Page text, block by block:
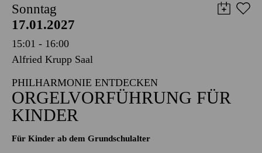
PHILHARMONIE ESSEN
Sonntag
17.01.2027
15:01 - 16:00
Alfried Krupp Saal
PHILHARMONIE ENTDECKEN
ORGEL­VORFÜHRUNG FÜR